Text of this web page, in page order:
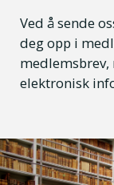
Ved å sende
deg opp i
elektronisk